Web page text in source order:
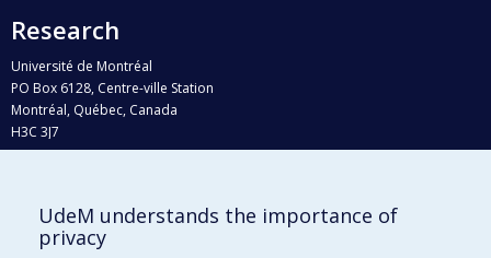
Research
Université de Montréal
PO Box 6128, Centre-ville Station
Montréal, Québec, Canada
H3C 3J7
Who does what?
UdeM understands the importance of
privacy